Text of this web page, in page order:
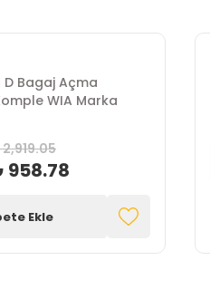
Bagaj Açma
WIA Marka
958.78
Ekle